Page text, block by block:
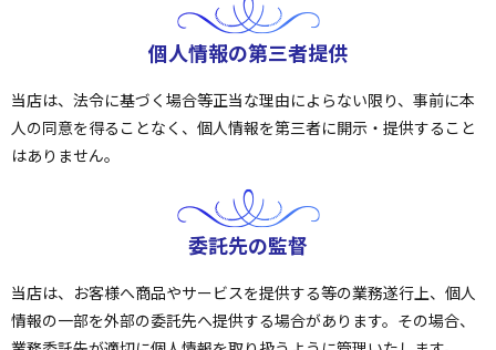
個人情報の第三者提供
当店は、法令に基づく場合等正当な理由によらない限り、事前に本
人の同意を得ることなく、個人情報を第三者に開示・提供すること
はありません。
委託先の監督
当店は、お客様へ商品やサービスを提供する等の業務遂行上、個人
情報の一部を外部の委託先へ提供する場合があります。その場合、